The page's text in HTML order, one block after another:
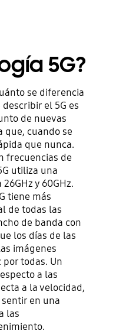
5G?
se diferencia
el 5G es
de nuevas
que, cuando se
que nunca.
frecuencias de
utiliza una
y 60GHz.
tiene más
de todas las
de banda con
los días de las
imágenes
todas. Un
a las
a la velocidad,
en una
las